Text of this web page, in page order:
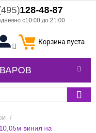
128-48-87
с10:00 до 21:00
Корзина пуста
/
винил на